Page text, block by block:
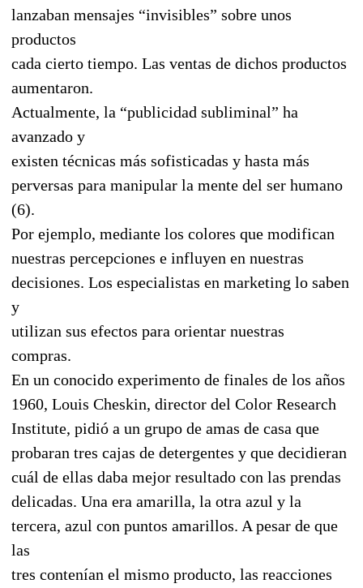
lanzaban mensajes “invisibles” sobre unos
productos
cada cierto tiempo. Las ventas de dichos productos
aumentaron.
Actualmente, la “publicidad subliminal” ha
avanzado y
existen técnicas más sofisticadas y hasta más
perversas para manipular la mente del ser humano
(6).
Por ejemplo, mediante los colores que modifican
nuestras percepciones e influyen en nuestras
decisiones. Los especialistas en marketing lo saben
y
utilizan sus efectos para orientar nuestras
compras.
En un conocido experimento de finales de los años
1960, Louis Cheskin, director del Color Research
Institute, pidió a un grupo de amas de casa que
probaran tres cajas de detergentes y que decidieran
cuál de ellas daba mejor resultado con las prendas
delicadas. Una era amarilla, la otra azul y la
tercera, azul con puntos amarillos. A pesar de que
las
tres contenían el mismo producto, las reacciones